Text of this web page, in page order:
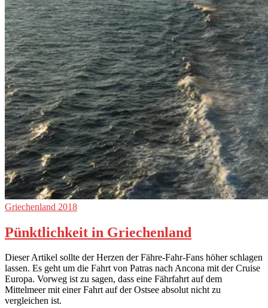
Griechenland 2018
Pünktlichkeit in Griechenland
Dieser Artikel sollte der Herzen der Fähre-Fahr-Fans höher schlagen
lassen. Es geht um die Fahrt von Patras nach Ancona mit der Cruise
Europa. Vorweg ist zu sagen, dass eine Fährfahrt auf dem
Mittelmeer mit einer Fahrt auf der Ostsee absolut nicht zu
vergleichen ist.